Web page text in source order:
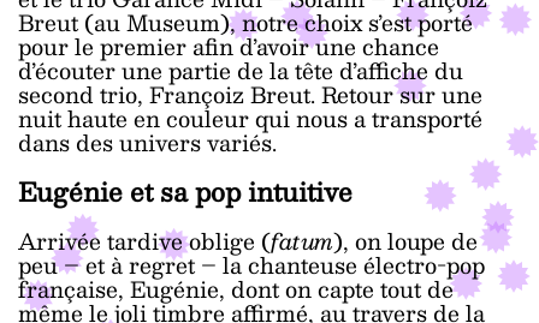
Breut (au Museum), notre choix s’est porté
pour le premier afin d’avoir une chance
d’écouter une partie de la tête d’affiche du
second trio, Françoiz Breut. Retour sur une
nuit haute en couleur qui nous a transporté
dans des univers variés.
Eugénie et sa pop intuitive
Arrivée tardive oblige (fatum), on loupe de
peu – et à regret – la chanteuse électro-pop
française, Eugénie, dont on capte tout de
même le joli timbre affirmé, au travers de la